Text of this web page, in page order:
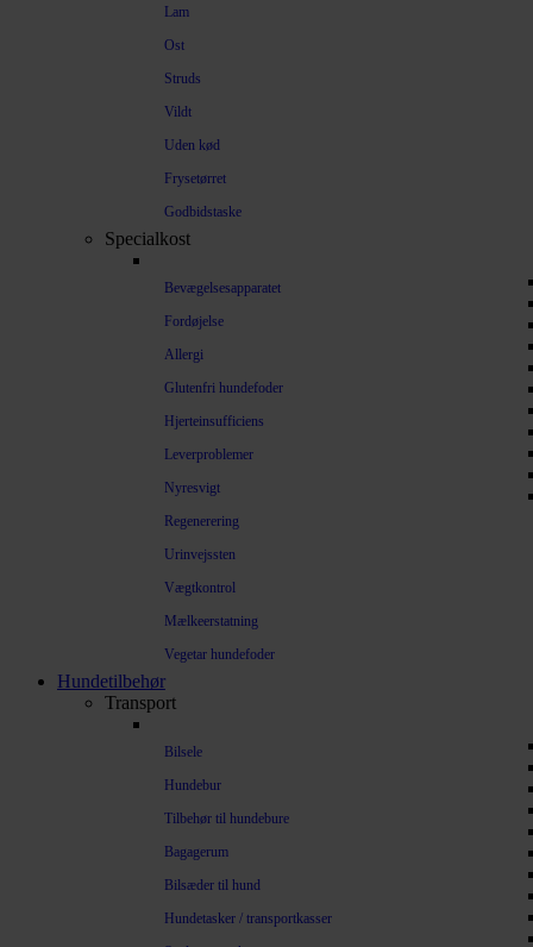
Lam
Ost
Struds
Vildt
Uden kød
Frysetørret
Godbidstaske
Specialkost
Bevægelsesapparatet
Fordøjelse
Allergi
Glutenfri hundefoder
Hjerteinsufficiens
Leverproblemer
Nyresvigt
Regenerering
Urinvejssten
Vægtkontrol
Mælkeerstatning
Vegetar hundefoder
Hundetilbehør
Transport
Bilsele
Hundebur
Tilbehør til hundebure
Bagagerum
Bilsæder til hund
Hundetasker / transportkasser